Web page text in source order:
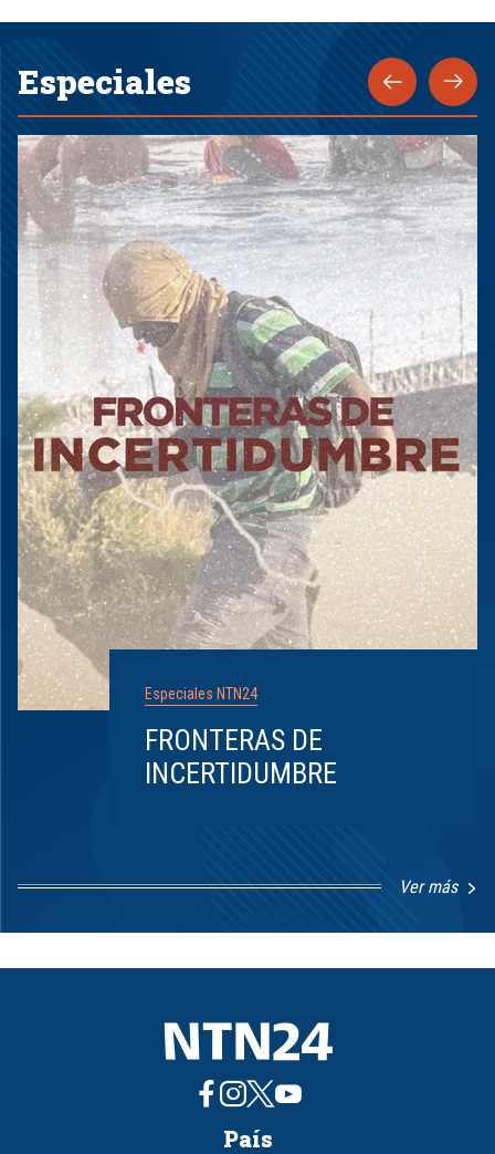
Especiales
Especiales NTN24
FRONTERAS DE
INCERTIDUMBRE
Ver más
8
País